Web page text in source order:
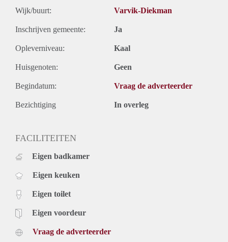
Wijk/buurt: Varvik-Diekman
Inschrijven gemeente: Ja
Opleverniveau: Kaal
Huisgenoten: Geen
Begindatum: Vraag de adverteerder
Bezichtiging In overleg
FACILITEITEN
Eigen badkamer
Eigen keuken
Eigen toilet
Eigen voordeur
Vraag de adverteerder